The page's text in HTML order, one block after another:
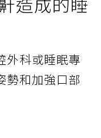
外科或睡眠專
勢和加強口部